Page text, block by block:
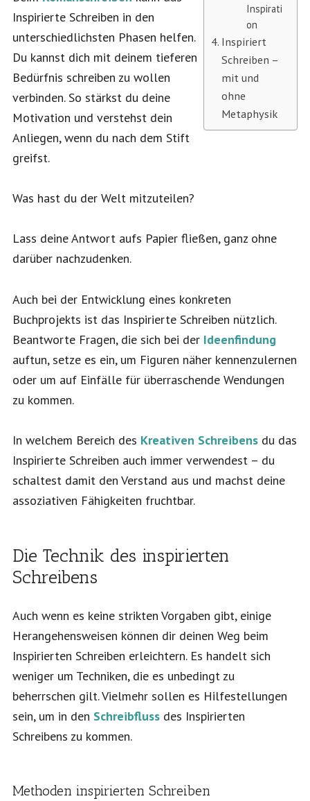
Inspirati
on
Inspiriert
Schreiben –
mit und
ohne
Metaphysik
Inspirierte Schreiben in den
unterschiedlichsten Phasen helfen.
Du kannst dich mit deinem tieferen
Bedürfnis schreiben zu wollen
verbinden. So stärkst du deine
Motivation und verstehst dein
Anliegen, wenn du nach dem Stift
greifst.
Was hast du der Welt mitzuteilen?
Lass deine Antwort aufs Papier fließen, ganz ohne
darüber nachzudenken.
Auch bei der Entwicklung eines konkreten
Buchprojekts ist das Inspirierte Schreiben nützlich.
Beantworte Fragen, die sich bei der Ideenfindung
auftun, setze es ein, um Figuren näher kennenzulernen
oder um auf Einfälle für überraschende Wendungen
zu kommen.
In welchem Bereich des Kreativen Schreibensdu das
Inspirierte Schreiben auch immer verwendest – du
schaltest damit den Verstand aus und machst deine
assoziativen Fähigkeiten fruchtbar.
Die Technik des inspirierten
Schreibens
Auch wenn es keine strikten Vorgaben gibt, einige
Herangehensweisen können dir deinen Weg beim
Inspirierten Schreiben erleichtern. Es handelt sich
weniger um Techniken, die es unbedingt zu
beherrschen gilt. Vielmehr sollen es Hilfestellungen
sein, um in den Schreibflussdes Inspirierten
Schreibens zu kommen.
Methoden inspirierten Schreiben